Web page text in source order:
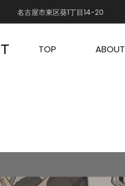
名古屋市東区葵1丁目14−20
TOP ABOUT